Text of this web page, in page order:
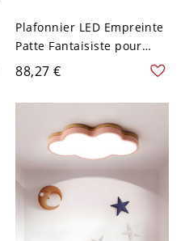
Plafonnier LED Empreinte
Patte Fantaisiste pour
Chambre d'Enfants &
Crèche - Rouge 110 V-120
V 45,72 cm
88,27 €